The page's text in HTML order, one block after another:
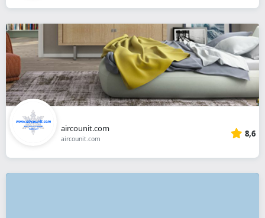
aircounit.com
aircounit.com 8,6